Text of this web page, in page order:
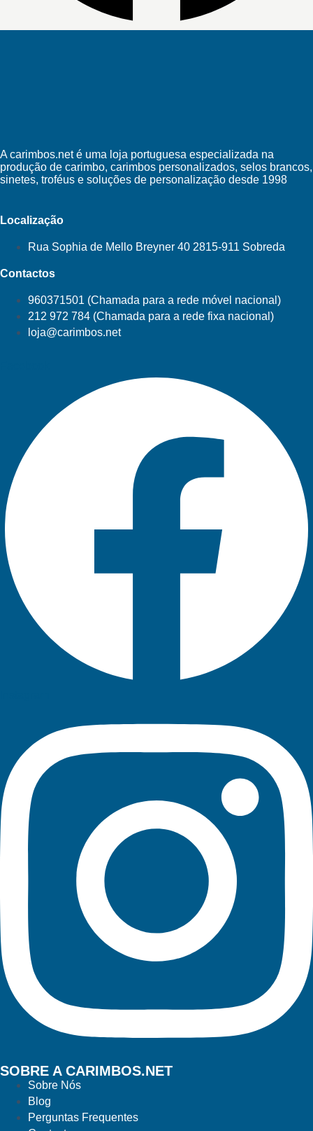
A carimbos.net é uma loja portuguesa especializada na
produção de carimbo, carimbos personalizados, selos brancos,
sinetes, troféus e soluções de personalização desde 1998
Localização
Rua Sophia de Mello Breyner 40 2815-911 Sobreda
Contactos
960371501 (Chamada para a rede móvel nacional)
212 972 784 (Chamada para a rede fixa nacional)
loja@carimbos.net
SOBRE A CARIMBOS.NET
Sobre Nós
Blog
Perguntas Frequentes